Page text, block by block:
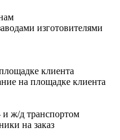
изготовителями
клиента
на площадке клиента
и ж/д транспортом
на заказ